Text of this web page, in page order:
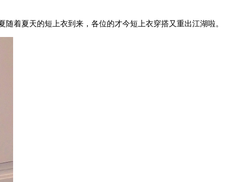
着夏天的短上衣到来，各位的才今短上衣穿搭又重出江湖啦。